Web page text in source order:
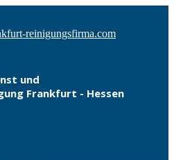
reinigungsfirma.com
und
Frankfurt - Hessen